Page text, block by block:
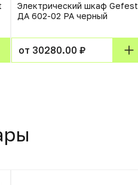
Электрический шкаф Gefest
ДА 602-02 РА черный
от 30280.00 ₽